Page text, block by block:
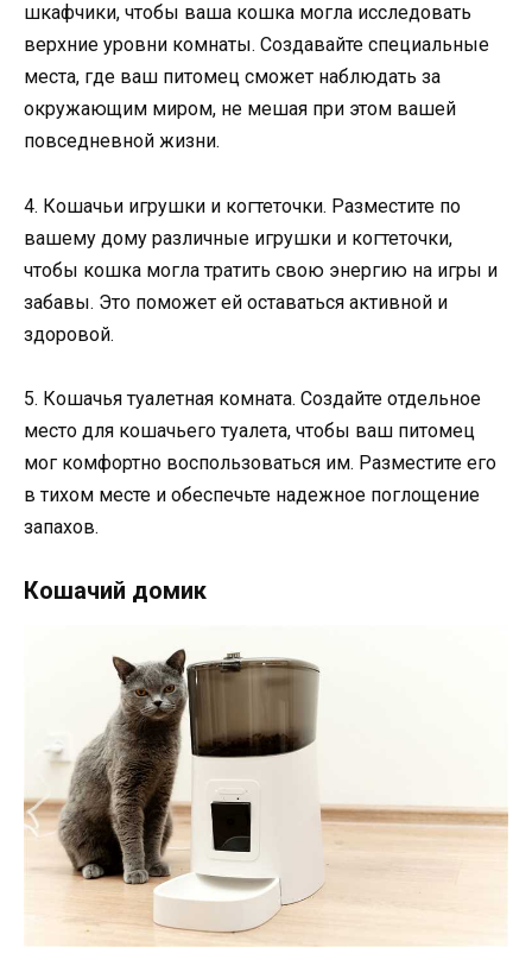
шкафчики, чтобы ваша кошка могла исследовать
верхние уровни комнаты. Создавайте специальные
места, где ваш питомец сможет наблюдать за
окружающим миром, не мешая при этом вашей
повседневной жизни.
4. Кошачьи игрушки и когтеточки. Разместите по
вашему дому различные игрушки и когтеточки,
чтобы кошка могла тратить свою энергию на игры и
забавы. Это поможет ей оставаться активной и
здоровой.
5. Кошачья туалетная комната. Создайте отдельное
место для кошачьего туалета, чтобы ваш питомец
мог комфортно воспользоваться им. Разместите его
в тихом месте и обеспечьте надежное поглощение
запахов.
Кошачий домик